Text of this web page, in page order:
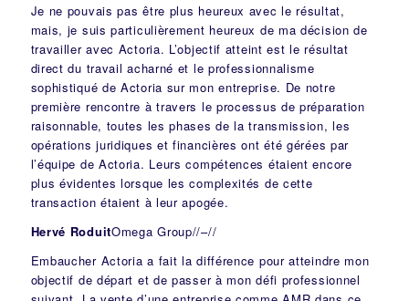
Je ne pouvais pas être plus heureux avec le résultat,
mais, je suis particulièrement heureux de ma décision de
travailler avec Actoria. L’objectif atteint est le résultat
direct du travail acharné et le professionnalisme
sophistiqué de Actoria sur mon entreprise. De notre
première rencontre à travers le processus de préparation
raisonnable, toutes les phases de la transmission, les
opérations juridiques et financières ont été gérées par
l’équipe de Actoria. Leurs compétences étaient encore
plus évidentes lorsque les complexités de cette
transaction étaient à leur apogée.
Hervé RoduitOmega Group//–//
Embaucher Actoria a fait la différence pour atteindre mon
objectif de départ et de passer à mon défi professionnel